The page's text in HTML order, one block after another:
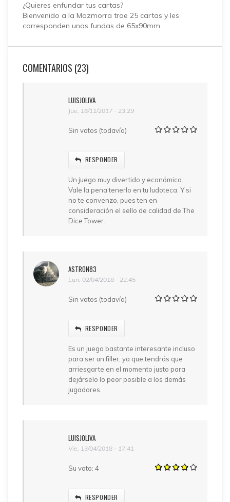
¿Quieres enfundar tus cartas?
Bienvenido a la Mazmorra trae 25 cartas y les
corresponden unas fundas de 65x90mm.
COMENTARIOS (23)
LUISJOLIVA
Jue, 16/11/2017 - 23:29
Sin votos (todavía)
RESPONDER
Un juego muy divertido y económico.
Vale la pena tenerlo en tu ludoteca. Y si
no te convenzo, pues ten en
consideración el sello de calidad de The
Dice Tower.
ASTRON83
Lun, 02/04/2018 - 22:45
Sin votos (todavía)
RESPONDER
Es un juego bastante interesante incluso
para ser un filler, ya que tendrás que
arriesgarte en el momento justo para
dejárselo lo peor posible a los demás
jugadores.
LUISJOLIVA
Vie, 13/04/2018 - 17:41
Su voto: 4
RESPONDER